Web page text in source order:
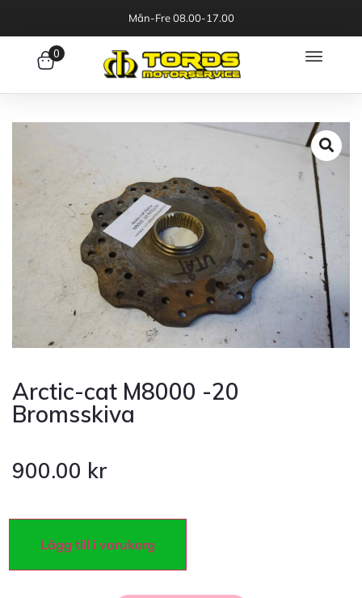
Mån-Fre 08.00-17.00
0
Arctic-cat M8000 -20
Bromsskiva
900.00 kr
Lägg till i varukorg